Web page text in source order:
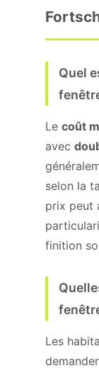
Quel
Le coût
avec
selon la
prix peut
finition
Les
demander